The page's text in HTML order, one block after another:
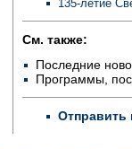
135-летие
См. также:
Последние
Программы,
Отправить